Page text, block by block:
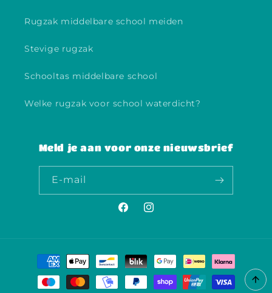
Rugzak middelbare school meiden
Stevige rugzak
Schooltas middelbare school
Welke rugzak voor school waterdicht?
Meld je aan voor onze nieuwsbrief
E‑mail
FacebookInstagram
Betaalmethoden